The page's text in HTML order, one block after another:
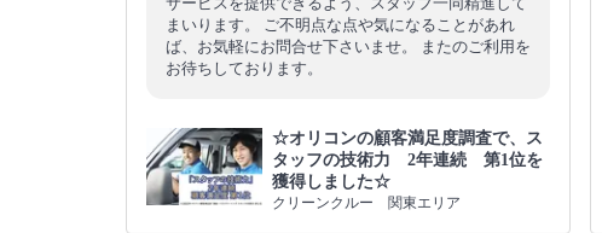
まいります。 ご不明点な点や気になることがあれ
ば、お気軽にお問合せ下さいませ。 またのご利用を
お待ちしております。
☆オリコンの顧客満足度調査で、ス
タッフの技術力 2年連続 第1位を
獲得しました☆
クリーンクルー 関東エリア